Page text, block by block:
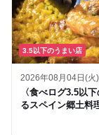
3.5以下のうまい店
2026年08月04日(火)
〈食べログ3.5以
るスペイン郷土料